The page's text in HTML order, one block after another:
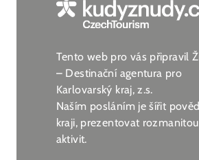
Tento web pro vás připravil
– Destinační agentura pro
Karlovarský kraj, z.s.
Naším posláním je šířit
kraji, prezentovat
aktivit.